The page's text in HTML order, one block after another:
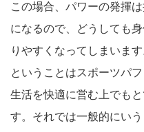
この場合、パワーの発揮
になるので、どうしても
りやすくなってしまいま
ということはスポーツパ
生活を快適に営む上でも
す。それでは一般的にい